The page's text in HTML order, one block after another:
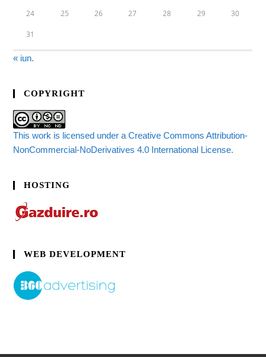
24 25 26 27 28 29 30
31
« iun.
COPYRIGHT
This work is licensed under a Creative Commons Attribution-
NonCommercial-NoDerivatives 4.0 International License.
HOSTING
WEB DEVELOPMENT